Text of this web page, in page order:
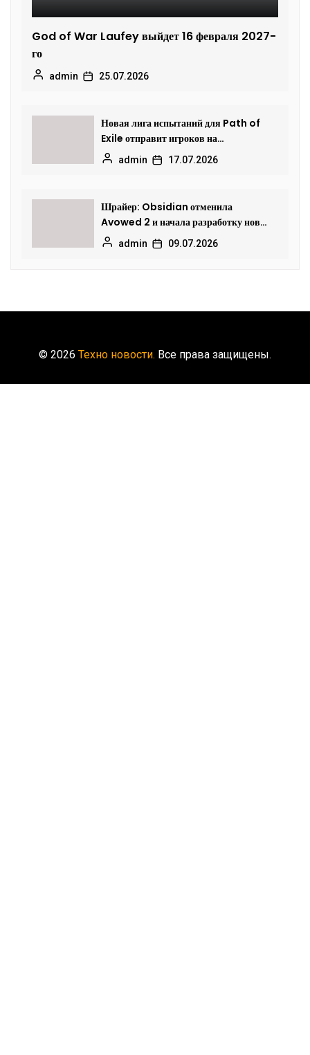
God of War Laufey выйдет 16 февраля 2027-
го
admin 25.07.2026
Новая лига испытаний для Path of
Exile отправит игроков на
исследование океанских глубин
admin 17.07.2026
Шрайер: Obsidian отменила
Avowed 2 и начала разработку новой
Falloutadmin 09.07.2026
© 2026 Техно новости. Все права защищены.